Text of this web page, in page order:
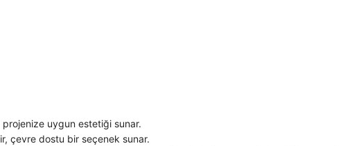
projenize uygun estetiği sunar.
çevre dostu bir seçenek sunar.